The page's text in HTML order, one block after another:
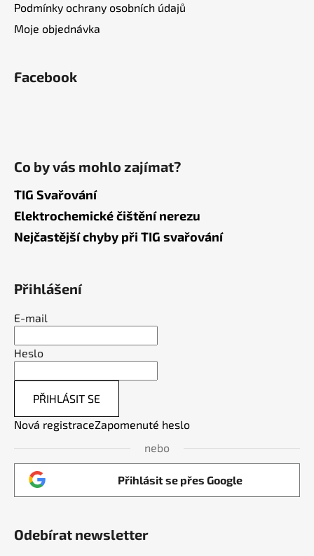
Podmínky ochrany osobních údajů
Moje objednávka
Facebook
Co by vás mohlo zajímat?
TIG Svařování
Elektrochemické čištění nerezu
Nejčastější chyby při TIG svařování
Přihlášení
E-mail
Heslo
PŘIHLÁSIT SE
Nová registraceZapomenuté heslo
nebo
Přihlásit se přes Google
Odebírat newsletter